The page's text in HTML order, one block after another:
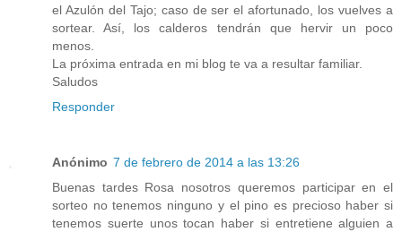
el Azulón del Tajo; caso de ser el afortunado, los vuelves a
sortear. Así, los calderos tendrán que hervir un poco
menos.
La próxima entrada en mi blog te va a resultar familiar.
Saludos
Responder
Anónimo 7 de febrero de 2014 a las 13:26
Buenas tardes Rosa nosotros queremos participar en el
sorteo no tenemos ninguno y el pino es precioso haber si
tenemos suerte unos tocan haber si entretiene alguien a